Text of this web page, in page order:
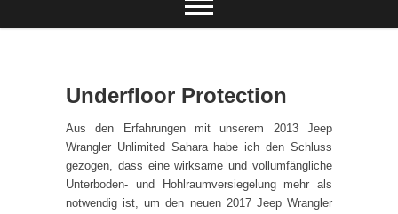
Underfloor Protection
Aus den Erfahrungen mit unserem 2013 Jeep
Wrangler Unlimited Sahara habe ich den Schluss
gezogen, dass eine wirksame und vollumfängliche
Unterboden- und Hohlraumversiegelung mehr als
notwendig ist, um den neuen 2017 Jeep Wrangler